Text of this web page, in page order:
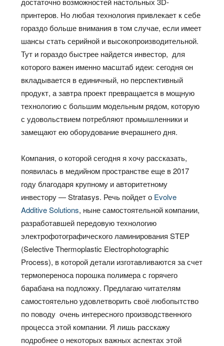
принтеров. Но любая технология привлекает к себе
гораздо больше внимания в том случае, если имеет
шансы стать серийной и высокопроизводительной.
Тут и гораздо быстрее найдется инвестор, для
которого важен именно масштаб идеи: сегодня он
вкладывается в единичный, но перспективный
продукт, а завтра проект превращается в мощную
технологию с большим модельным рядом, которую
с удовольствием потребляют промышленники и
замещают ею оборудование вчерашнего дня.
Компания, о которой сегодня я хочу рассказать,
появилась в медийном пространстве еще в 2017
году благодаря крупному и авторитетному
инвестору — Stratasys. Речь пойдет о Evolve
Additive Solutions, ныне самостоятельной компании,
разработавшей передовую технологию
электрофотографического ламинирования STEP
(Selective Thermoplastic Electrophotographic
Process), в которой детали изготавливаются за счет
термопереноса порошка полимера с горячего
барабана на подложку. Предлагаю читателям
самостоятельно удовлетворить своё любопытство
по поводу очень интересного производственного
процесса этой компании. Я лишь расскажу
подробнее о некоторых важных аспектах этой